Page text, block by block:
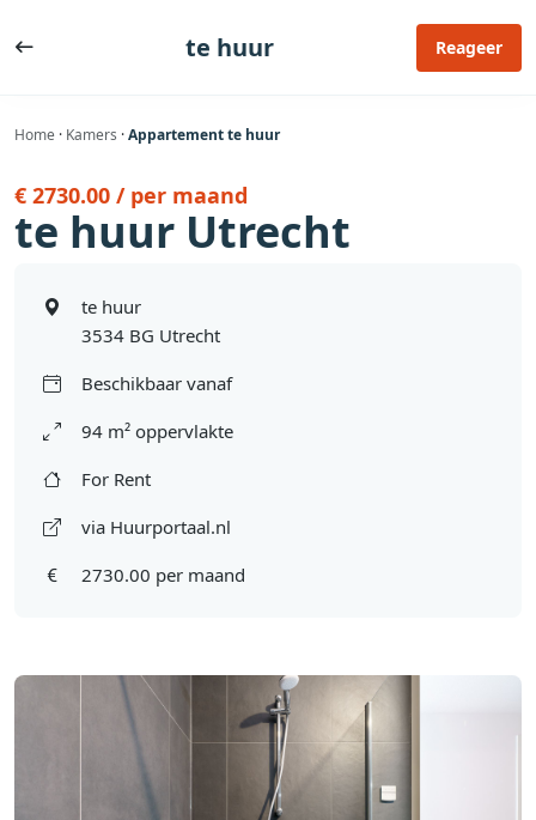
naar
te huur Reageer
Home · Kamers ·Appartement te huur
€ 2730.00 / per maand
te huur Utrecht
te huur
3534 BG Utrecht
Beschikbaar vanaf
94 m² oppervlakte
For Rent
via Huurportaal.nl
2730.00 per maand